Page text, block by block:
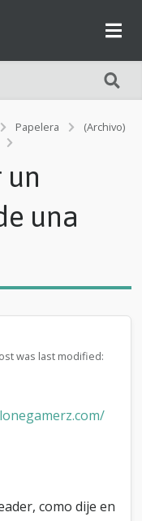
Papelera
(Archivo)
C
ó
o
e
r
e
un
una
was last modified:
como dije en